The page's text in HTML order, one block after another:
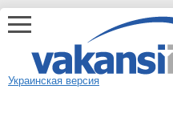
Украинская версия